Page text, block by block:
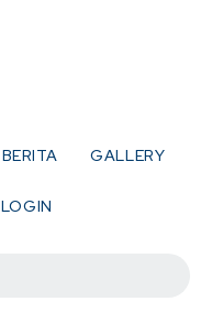
BERITA GALLERY
LOGIN